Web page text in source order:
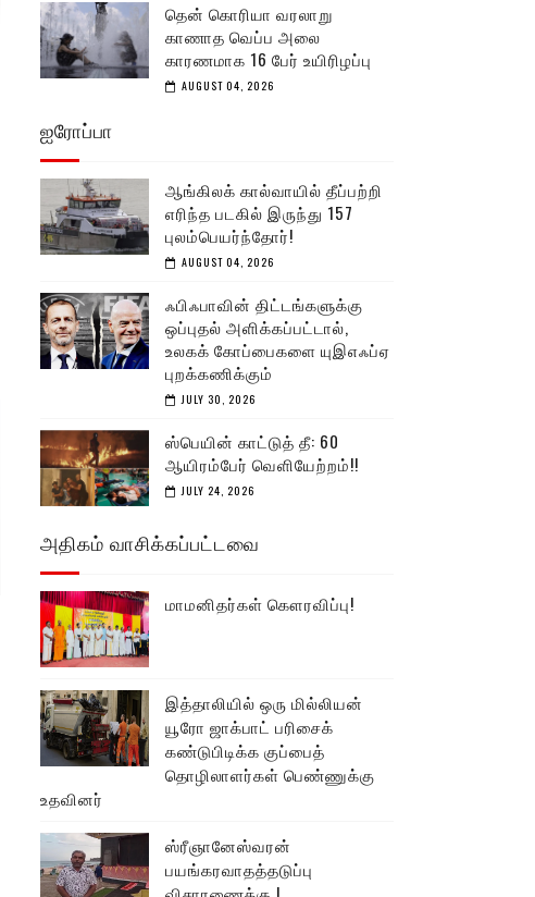
தென் கொரியா வரலாறு
காணாத வெப்ப அலை
காரணமாக 16 பேர் உயிரிழப்பு
AUGUST 04, 2026
ஐரோப்பா
ஆங்கிலக் கால்வாயில் தீப்பற்றி
எரிந்த படகில் இருந்து 157
புலம்பெயர்ந்தோர்!
AUGUST 04, 2026
ஃபிஃபாவின் திட்டங்களுக்கு
ஒப்புதல் அளிக்கப்பட்டால்,
உலகக் கோப்பைகளை யுஇஎஃப்ஏ
புறக்கணிக்கும்
JULY 30, 2026
ஸ்பெயின் காட்டுத் தீ: 60
ஆயிரம்பேர் வெளியேற்றம்!!
JULY 24, 2026
அதிகம் வாசிக்கப்பட்டவை
மாமனிதர்கள் கௌரவிப்பு!
இத்தாலியில் ஒரு மில்லியன்
யூரோ ஜாக்பாட் பரிசைக்
கண்டுபிடிக்க குப்பைத்
தொழிலாளர்கள் பெண்ணுக்கு
உதவினர்
ஸ்ரீஞானேஸ்வரன்
பயங்கரவாதத்தடுப்பு